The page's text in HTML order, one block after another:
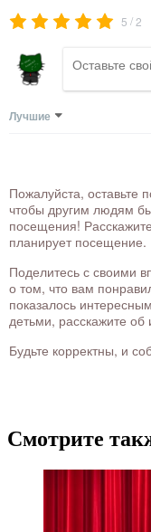
5 /2
Лучшие
Пожалуйста, оставьте
чтобы другим людям
посещения!
планирует посещение.
Поделитесь с своими
о том, что вам
показалось
детьми, расскажите об
Будьте корректны, и
Смотрите